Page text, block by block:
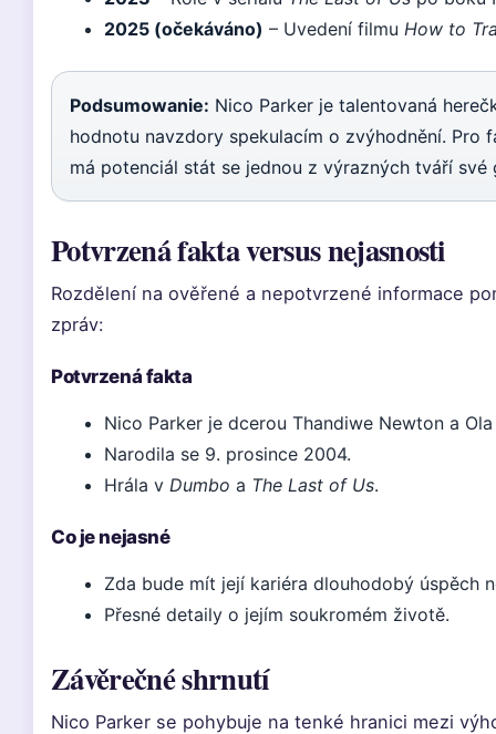
2025 (očekáváno) – Uvedení filmu How to
Podsumowanie: Nico Parker je talentovaná
hodnotu navzdory spekulacím o zvýhodnění. Pro
má potenciál stát se jednou z výrazných tváří své
Potvrzená fakta versus nejasnosti
Rozdělení na ověřené a nepotvrzené informace
zpráv:
Potvrzená fakta
Nico Parker je dcerou Thandiwe Newton a
Narodila se 9. prosince 2004.
Hrála v Dumbo a The Last of Us.
Co je nejasné
Zda bude mít její kariéra dlouhodobý úspěch
Přesné detaily o jejím soukromém životě.
Závěrečné shrnutí
Nico Parker se pohybuje na tenké hranici mezi